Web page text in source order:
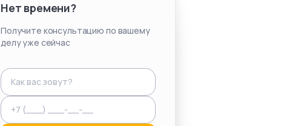
Нет времени?
Получите консультацию по вашему
делу уже сейчас